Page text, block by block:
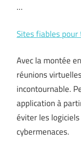
…
Sites fiables
Avec la montée
réunions
incontournable.
application à
éviter les
cybermenaces.